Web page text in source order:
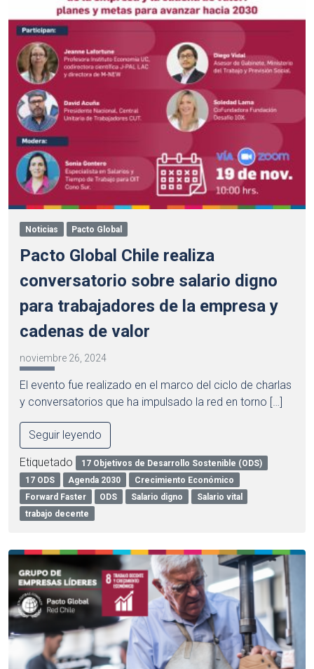
Noticias Pacto Global
Pacto Global Chile realiza
conversatorio sobre salario digno
para trabajadores de la empresa y
cadenas de valor
noviembre 26, 2024
El evento fue realizado en el marco del ciclo de charlas
y conversatorios que ha impulsado la red en torno […]
Seguir leyendo
Etiquetado
17 Objetivos de Desarrollo Sostenible (ODS)
17 ODS
Agenda 2030
Crecimiento Económico
Forward Faster
ODS Salario digno
Salario vital
trabajo decente